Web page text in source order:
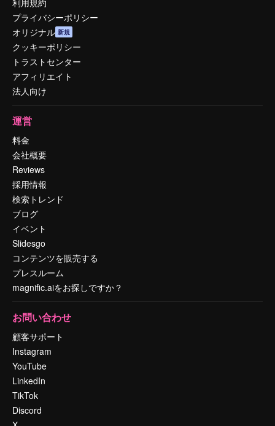
プライバシーポリシー
オリジナル 新規
クッキーポリシー
トラストセンター
アフィリエイト
法人向け
運営
料金
会社概要
Reviews
採用情報
検索トレンド
ブログ
イベント
Slidesgo
コンテンツを販売する
プレスルーム
magnific.aiをお探しですか？
お問い合わせ
顧客サポート
Instagram
YouTube
LinkedIn
TikTok
Discord